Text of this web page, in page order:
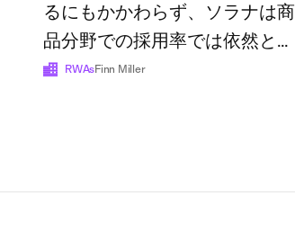
るにもかかわらず、ソラナは商
品分野での採用率では依然とし
て後れを取っている
RWAsFinn Miller